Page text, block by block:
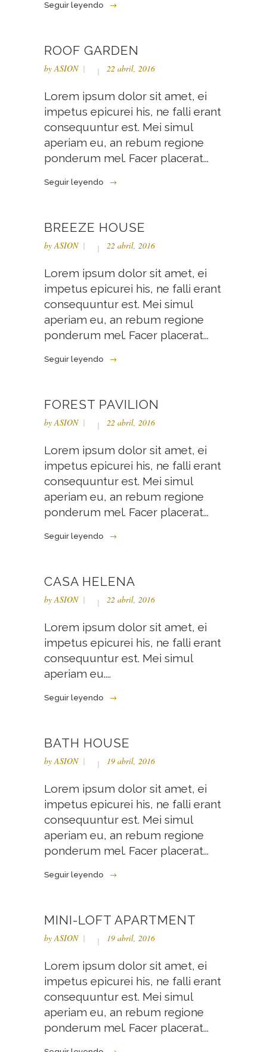
Seguir leyendo
ROOF GARDEN
byASION 22 abril, 2016
Lorem ipsum dolor sit amet, ei
impetus epicurei his, ne falli erant
consequuntur est. Mei simul
aperiam eu, an rebum regione
ponderum mel. Facer placerat...
Seguir leyendo
BREEZE HOUSE
byASION 22 abril, 2016
Lorem ipsum dolor sit amet, ei
impetus epicurei his, ne falli erant
consequuntur est. Mei simul
aperiam eu, an rebum regione
ponderum mel. Facer placerat...
Seguir leyendo
FOREST PAVILION
byASION 22 abril, 2016
Lorem ipsum dolor sit amet, ei
impetus epicurei his, ne falli erant
consequuntur est. Mei simul
aperiam eu, an rebum regione
ponderum mel. Facer placerat...
Seguir leyendo
CASA HELENA
byASION 22 abril, 2016
Lorem ipsum dolor sit amet, ei
impetus epicurei his, ne falli erant
consequuntur est. Mei simul
aperiam eu....
Seguir leyendo
BATH HOUSE
byASION 19 abril, 2016
Lorem ipsum dolor sit amet, ei
impetus epicurei his, ne falli erant
consequuntur est. Mei simul
aperiam eu, an rebum regione
ponderum mel. Facer placerat...
Seguir leyendo
MINI-LOFT APARTMENT
byASION 19 abril, 2016
Lorem ipsum dolor sit amet, ei
impetus epicurei his, ne falli erant
consequuntur est. Mei simul
aperiam eu, an rebum regione
ponderum mel. Facer placerat...